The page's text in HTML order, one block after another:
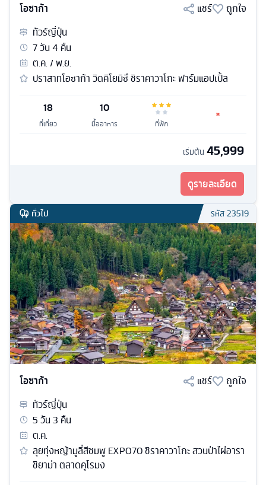
โอซาก้า แชร์
ถูกใจ
ทัวร์ญี่ปุ่น
7วัน4 คืน
ต.ค. / พ.ย.
ปราสาทโอซาก้า วิดคิโยมิซึ ชิราคาวาโกะ ฟาร์มแอปเปิ้ล
18
ที่เที่ยว
10
มื้ออาหาร ที่พัก
เริ่มต้น 45,999
ดูรายละเอียด
ทั่วไป รหัส23519
โอซาก้า แชร์
ถูกใจ
ทัวร์ญี่ปุ่น
5วัน3 คืน
ต.ค.
ลุยทุ่งหญ้ามูลี่สีชมพู EXPO70 ชิราคาวาโกะ สวนป่าไผ่อารา
ชิยาม่า ตลาดคุโรมง